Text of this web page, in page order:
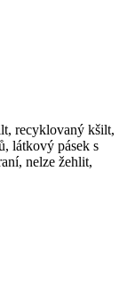
recyklovaný kšilt,
látkový pásek s
nelze žehlit,